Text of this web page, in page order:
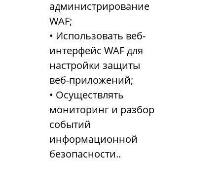
администрирование
WAF;
• Использовать веб-
интерфейс WAF для
настройки защиты
веб-приложений;
• Осуществлять
мониторинг и разбор
событий
информационной
безопасности..